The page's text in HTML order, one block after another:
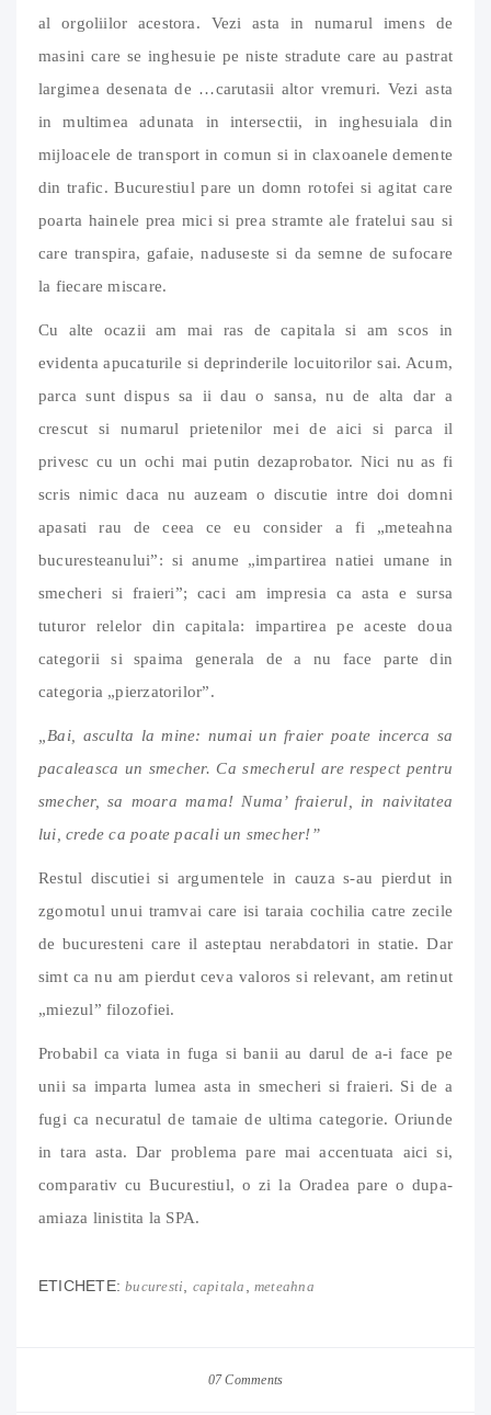
al orgoliilor acestora. Vezi asta in numarul imens de
masini care se inghesuie pe niste stradute care au pastrat
largimea desenata de …carutasii altor vremuri. Vezi asta
in multimea adunata in intersectii, in inghesuiala din
mijloacele de transport in comun si in claxoanele demente
din trafic. Bucurestiul pare un domn rotofei si agitat care
poarta hainele prea mici si prea stramte ale fratelui sau si
care transpira, gafaie, naduseste si da semne de sufocare
la fiecare miscare.
Cu alte ocazii am mai ras de capitala si am scos in
evidenta apucaturile si deprinderile locuitorilor sai. Acum,
parca sunt dispus sa ii dau o sansa, nu de alta dar a
crescut si numarul prietenilor mei de aici si parca il
privesc cu un ochi mai putin dezaprobator. Nici nu as fi
scris nimic daca nu auzeam o discutie intre doi domni
apasati rau de ceea ce eu consider a fi „meteahna
bucuresteanului”: si anume „impartirea natiei umane in
smecheri si fraieri”; caci am impresia ca asta e sursa
tuturor relelor din capitala: impartirea pe aceste doua
categorii si spaima generala de a nu face parte din
categoria „pierzatorilor”.
„Bai, asculta la mine: numai un fraier poate incerca sa
pacaleasca un smecher. Ca smecherul are respect pentru
smecher, sa moara mama! Numa’ fraierul, in naivitatea
lui, crede ca poate pacali un smecher!”
Restul discutiei si argumentele in cauza s-au pierdut in
zgomotul unui tramvai care isi taraia cochilia catre zecile
de bucuresteni care il asteptau nerabdatori in statie. Dar
simt ca nu am pierdut ceva valoros si relevant, am retinut
„miezul” filozofiei.
Probabil ca viata in fuga si banii au darul de a-i face pe
unii sa imparta lumea asta in smecheri si fraieri. Si de a
fugi ca necuratul de tamaie de ultima categorie. Oriunde
in tara asta. Dar problema pare mai accentuata aici si,
comparativ cu Bucurestiul, o zi la Oradea pare o dupa-
amiaza linistita la SPA.
ETICHETE:bucuresti capitala meteahna
07 Comments